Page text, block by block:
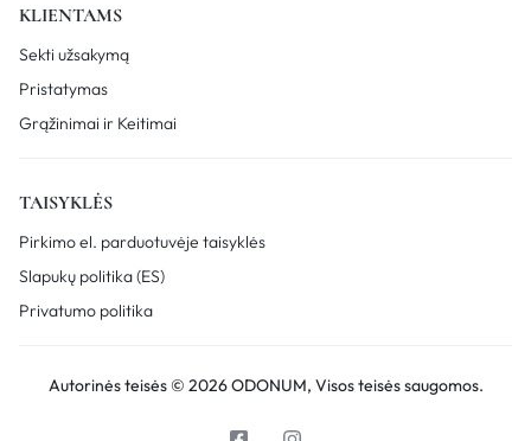
KLIENTAMS
Sekti užsakymą
Pristatymas
Grąžinimai ir Keitimai
TAISYKLĖS
Pirkimo el. parduotuvėje taisyklės
Slapukų politika (ES)
Privatumo politika
Autorinės teisės © 2026 ODONUM, Visos teisės saugomos.